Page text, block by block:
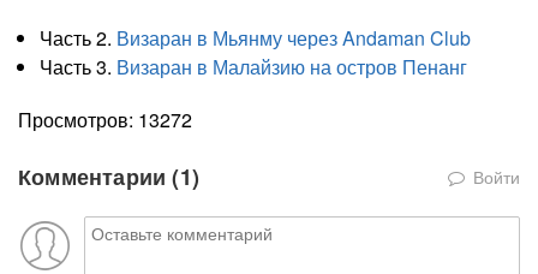
Часть 2. Визаран в Мьянму через Andaman Club
Часть 3. Визаран в Малайзию на остров Пенанг
Просмотров: 13272
Комментарии (1) Войти